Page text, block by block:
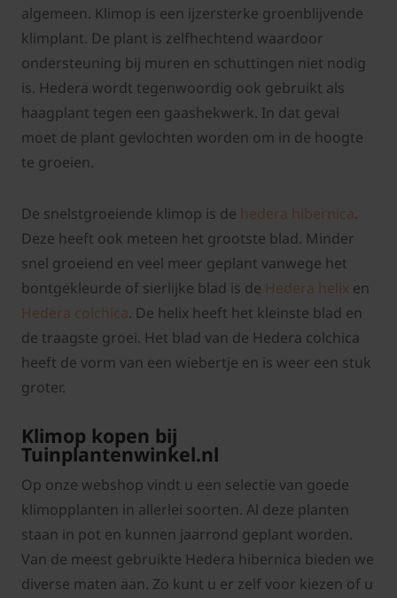
algemeen. Klimop is een ijzersterke groenblijvende
klimplant. De plant is zelfhechtend waardoor
ondersteuning bij muren en schuttingen niet nodig
is. Hedera wordt tegenwoordig ook gebruikt als
haagplant tegen een gaashekwerk. In dat geval
moet de plant gevlochten worden om in de hoogte
te groeien.
De snelstgroeiende klimop is de hedera hibernica.
Deze heeft ook meteen het grootste blad. Minder
snel groeiend en veel meer geplant vanwege het
bontgekleurde of sierlijke blad is de Hedera helix en
Hedera colchica. De helix heeft het kleinste blad en
de traagste groei. Het blad van de Hedera colchica
heeft de vorm van een wiebertje en is weer een stuk
groter.
Klimop kopen bij
Tuinplantenwinkel.nl
Op onze webshop vindt u een selectie van goede
klimopplanten in allerlei soorten. Al deze planten
staan in pot en kunnen jaarrond geplant worden.
Van de meest gebruikte Hedera hibernica bieden we
diverse maten aan. Zo kunt u er zelf voor kiezen of u